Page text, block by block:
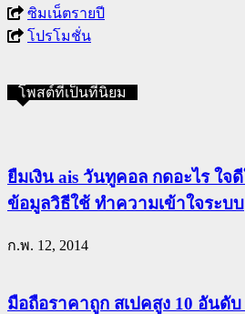
ซิมเน็ตรายปี
โปรโมชั่น
โพสต์ที่เป็นที่นิยม
ยืมเงิน ais วันทูคอล กดอะไร ใจ
ข้อมูลวิธีใช้ ทำความเข้าใจระบบ
ก.พ. 12, 2014
มือถือราคาถูก สเปคสูง 10 อันดับ